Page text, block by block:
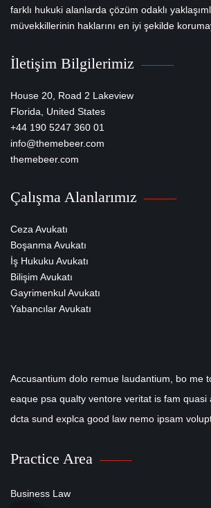
farklı hukuki alanlarda çözüm odaklı
müvekkillerinin haklarını en iyi şekilde
İletişim Bilgilerimiz
House 20, Road 2 Lakeview
Florida, United States
+44 190 5247 360 01
info@themebeer.com
themebeer.com
Çalışma Alanlarımız
Ceza Avukatı
Boşanma Avukatı
İş Hukuku Avukatı
Bilişim Avukatı
Gayrimenkul Avukatı
Yabancılar Avukatı
Accusantium dolo remue laudantium, bo me
eaque psa qualty ventore veritat is fam quasi
dcta sund explca good law nemo ipsam
Practice Area
Business Law